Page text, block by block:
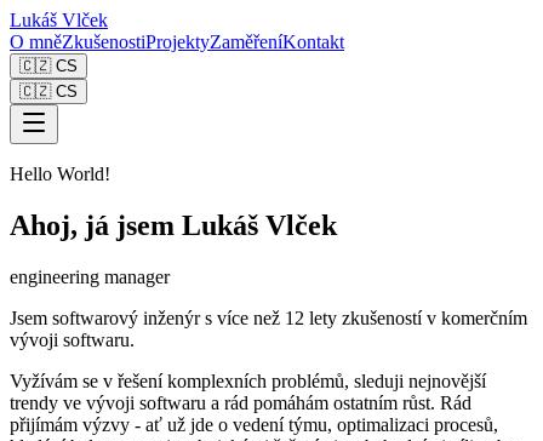
Lukáš Vlček
O mněZkušenostiProjektyZaměřeníKontakt
🇨🇿 CS
🇨🇿 CS
Hello World!
Ahoj, já jsem Lukáš Vlček
engineering manager
Jsem softwarový inženýr s více než 12 lety zkušeností v komerčním
vývoji softwaru.
Vyžívám se v řešení komplexních problémů, sleduji nejnovější
trendy ve vývoji softwaru a rád pomáhám ostatním růst. Rád
přijímám výzvy - ať už jde o vedení týmu, optimalizaci procesů,